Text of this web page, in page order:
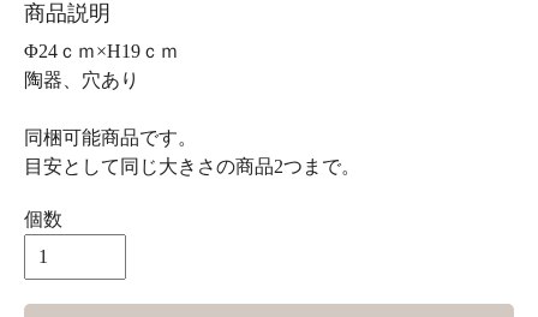
商品説明
Φ24ｃｍ×H19ｃｍ
陶器、穴あり
同梱可能商品です。
目安として同じ大きさの商品2つまで。
個数